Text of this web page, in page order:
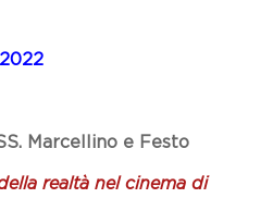
Marcellino e Festo
realtà nel cinema di